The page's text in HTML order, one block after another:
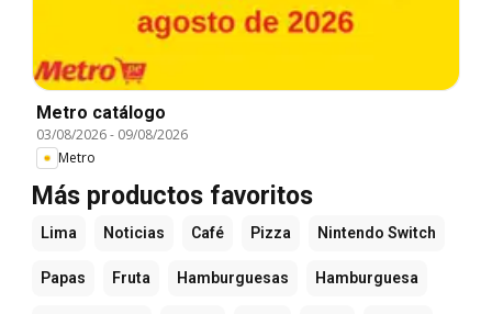
Metro catálogo
03/08/2026- 09/08/2026
Metro
Más productos favoritos
Lima Noticias Café Pizza Nintendo Switch
Papas Fruta Hamburguesas Hamburguesa